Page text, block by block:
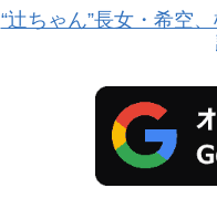
“辻ちゃん”長女・希空